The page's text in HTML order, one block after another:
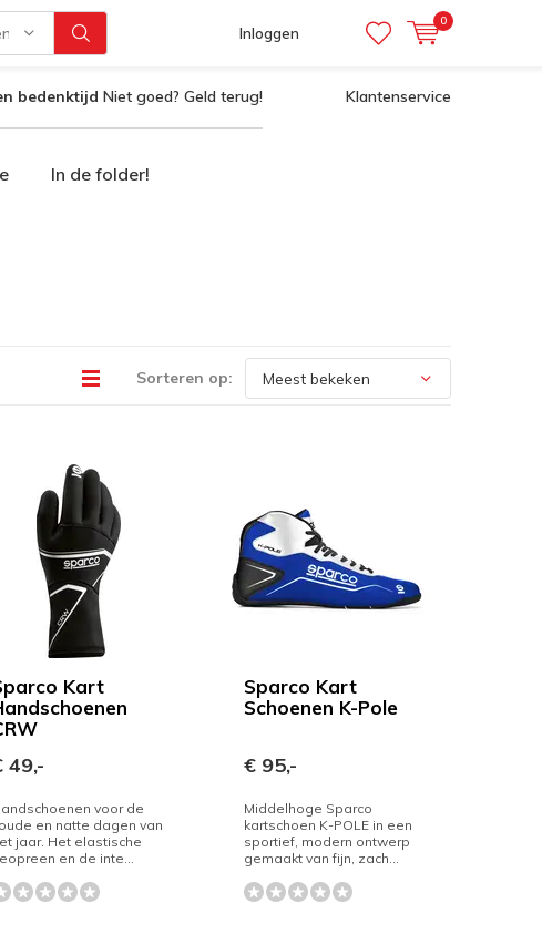
Inloggen
0
bedenktijd Niet goed? Geld terug! Klantenservice
In de folder!
Sorteren op:
Kart
49,-
voor de
en natte dagen van
jaar. Het elastische
en de inte...
Sparco Kart
Schoenen K-Pole
€ 95,-
Middelhoge Sparco
kartschoen K-POLE in een
sportief, modern ontwerp
gemaakt van fijn, zach...